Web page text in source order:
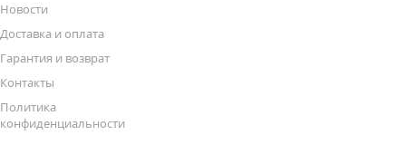
Новости
Доставка и оплата
Гарантия и возврат
Контакты
Политика
конфиденциальности